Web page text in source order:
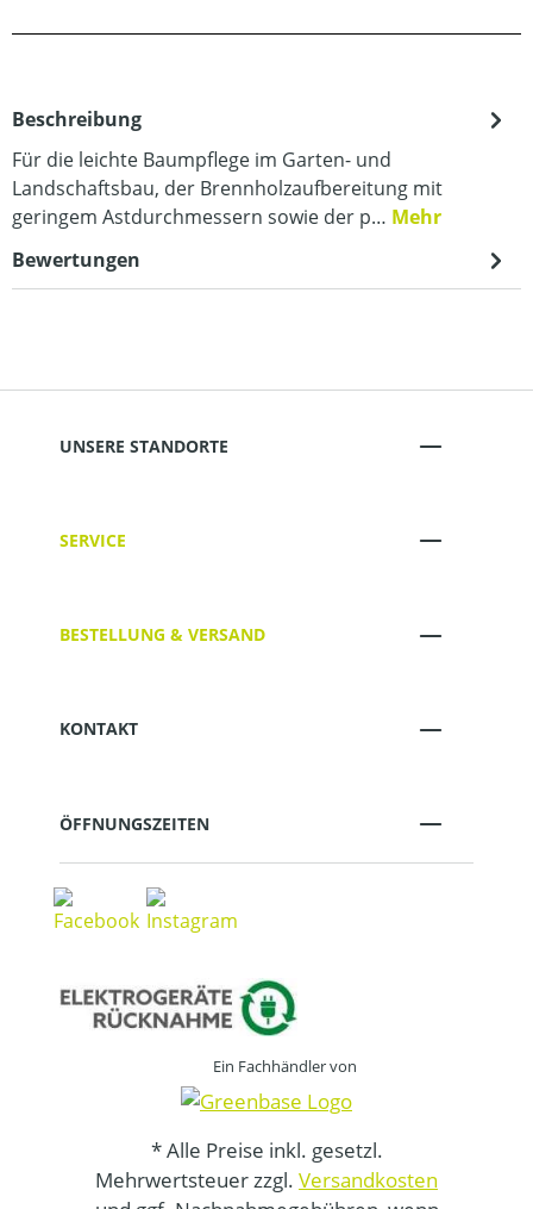
Beschreibung
Für die leichte Baumpflege im Garten- und
Landschaftsbau, der Brennholzaufbereitung mit
geringem Astdurchmessern sowie der p… Mehr
Bewertungen
UNSERE STANDORTE
SERVICE
BESTELLUNG & VERSAND
KONTAKT
ÖFFNUNGSZEITEN
Ein Fachhändler von
* Alle Preise inkl. gesetzl.
Mehrwertsteuer zzgl. Versandkosten